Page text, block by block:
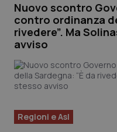
Nuovo scontro
contro ordinanza
rivedere”. Ma
avviso
Regioni e Asl